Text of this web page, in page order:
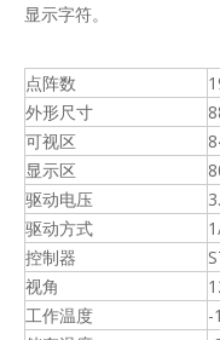
显示字符。
点阵数
外形尺寸
可视区
显示区
驱动电压
驱动方式
控制器
视角
工作温度
-